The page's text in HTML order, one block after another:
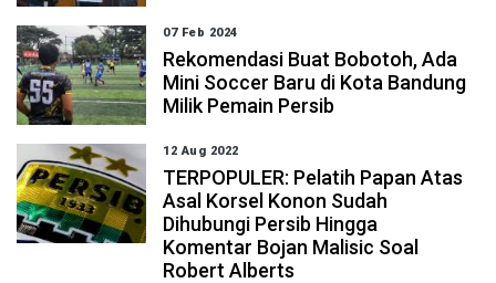
07 Feb 2024
Rekomendasi Buat Bobotoh, Ada
Mini Soccer Baru di Kota Bandung
Milik Pemain Persib
12 Aug 2022
TERPOPULER: Pelatih Papan Atas
Asal Korsel Konon Sudah
Dihubungi Persib Hingga
Komentar Bojan Malisic Soal
Robert Alberts